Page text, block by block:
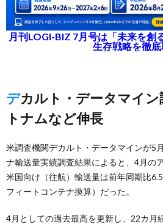
月刊LOGI-BIZ 7月号は「未来を創
生存戦略を徹
デカルト・データマイン調査、韓国やベ
トナムなど伸長
米調査機関デカルト・データマインが5
ナ輸送量実績調査結果によると、4月の
米国向け（往航）輸送量は前年同期比
フィートコンテナ換算）だった。
4月としての過去最高を更新し、22カ月